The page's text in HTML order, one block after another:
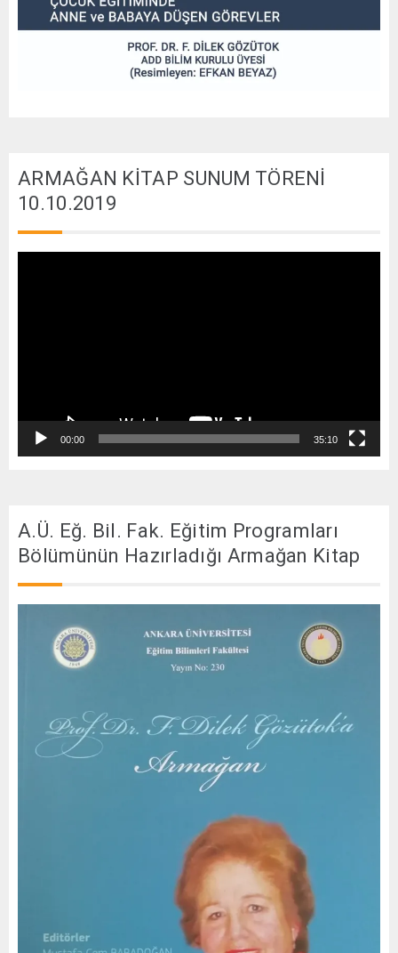
ARMAĞAN KİTAP SUNUM TÖRENİ
10.10.2019
00:00 35:10
A.Ü. Eğ. Bil. Fak. Eğitim Programları
Bölümünün Hazırladığı Armağan Kitap